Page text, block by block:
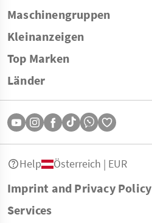
Maschinengruppen
Kleinanzeigen
Top Marken
Länder
Imprint and Privacy Policy
Services
Help Österreich | EUR